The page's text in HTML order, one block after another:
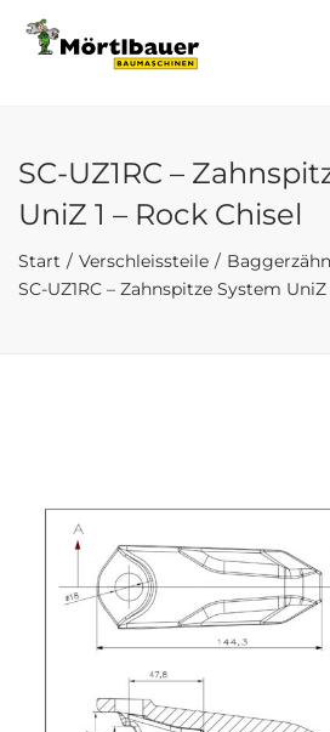
SC-UZ1RC –
UniZ 1 – Rock Chisel
Start Verschleissteile
SC-UZ1RC – Zahnspitze System UniZ